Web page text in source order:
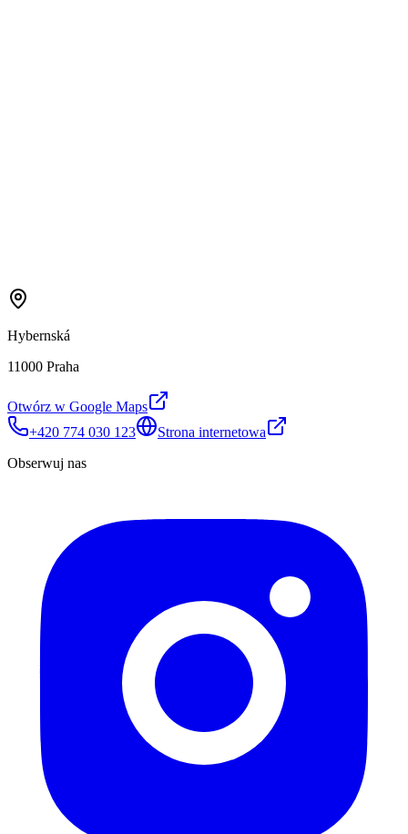
Hybernská
11000 Praha
Otwórz w Google Maps
+420 774 030 123
Strona internetowa
Obserwuj nas